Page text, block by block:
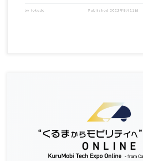
by tokudo Published 2022年5月11日
2022年2月14日(月)～2月18日(金)に開催される“くるまか